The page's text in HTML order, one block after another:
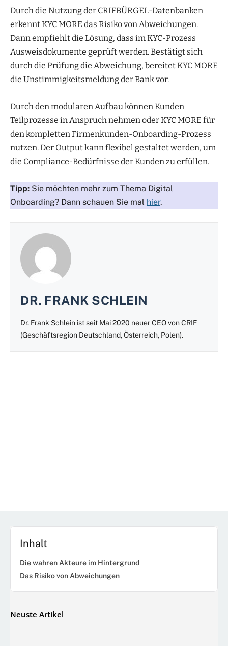
Durch die Nutzung der CRIFBÜRGEL-Datenbanken
erkennt KYC MORE das Risiko von Abweichungen.
Dann empfiehlt die Lösung, dass im KYC-Prozess
Ausweisdokumente geprüft werden. Bestätigt sich
durch die Prüfung die Abweichung, bereitet KYC MORE
die Unstimmigkeitsmeldung der Bank vor.
Durch den modularen Aufbau können Kunden
Teilprozesse in Anspruch nehmen oder KYC MORE für
den kompletten Firmenkunden-Onboarding-Prozess
nutzen. Der Output kann flexibel gestaltet werden, um
die Compliance-Bedürfnisse der Kunden zu erfüllen.
Tipp: Sie möchten mehr zum Thema Digital
Onboarding? Dann schauen Sie mal hier.
DR. FRANK SCHLEIN
Dr. Frank Schlein ist seit Mai 2020 neuer CEO von CRIF
(Geschäftsregion Deutschland, Österreich, Polen).
Inhalt
Die wahren Akteure im Hintergrund
Das Risiko von Abweichungen
Neuste Artikel